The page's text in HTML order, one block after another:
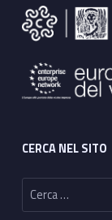
CERCA NEL SITO
Ricerca per: